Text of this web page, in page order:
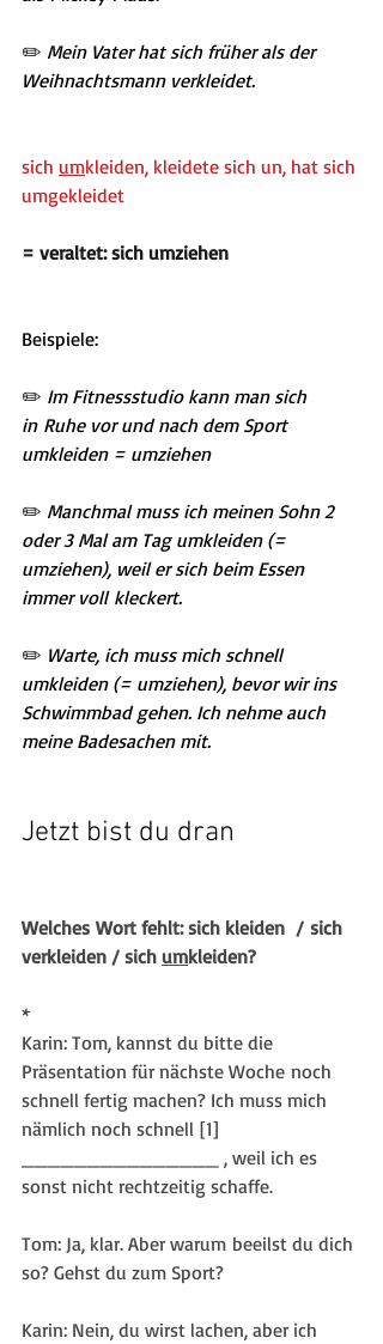
✏️ Mein Vater hat sich früher als der
Weihnachtsmann verkleidet.
sich umkleiden, kleidete sich un, hat sich
umgekleidet
= veraltet: sich umziehen
Beispiele:
✏️ Im Fitnessstudio kann man sich
in Ruhe vor und nach dem Sport
umkleiden = umziehen
✏️ Manchmal muss ich meinen Sohn 2
oder 3 Mal am Tag umkleiden (=
umziehen), weil er sich beim Essen
immer voll kleckert.
✏️ Warte, ich muss mich schnell
umkleiden (= umziehen), bevor wir ins
Schwimmbad gehen. Ich nehme auch
meine Badesachen mit.
Jetzt bist du dran
Welches Wort fehlt: sich kleiden  / sich
verkleiden / sich umkleiden?
*
Karin: Tom, kannst du bitte die
Präsentation für nächste Woche noch
schnell fertig machen? Ich muss mich
nämlich noch schnell [1]
_______________ , weil ich es
sonst nicht rechtzeitig schaffe.
Tom: Ja, klar. Aber warum beeilst du dich
so? Gehst du zum Sport?
Karin: Nein, du wirst lachen, aber ich